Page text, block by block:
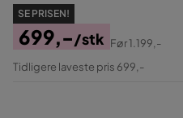
SE PRISEN!
Pris
699,-/stk
Original
Før1.199,-
Tidligere laveste pris 699,-